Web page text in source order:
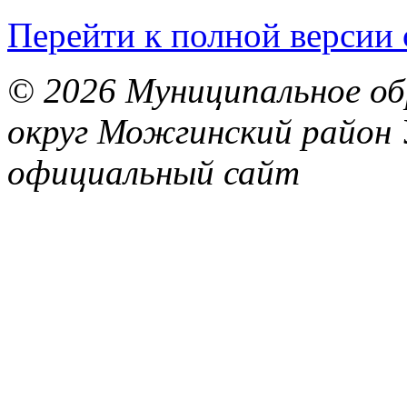
Перейти к полной версии
© 2026 Муниципальное
округ Можгинский район
официальный сайт